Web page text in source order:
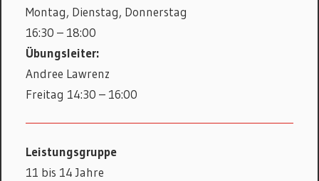
Montag, Dienstag, Donnerstag
16:30 – 18:00
Übungsleiter:
Andree Lawrenz
Freitag 14:30 – 16:00
Leistungsgruppe
11 bis 14 Jahre